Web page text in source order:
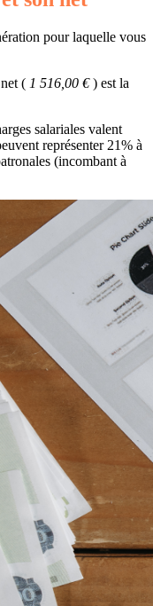
pour laquelle vous
( 1 516,00 €) est la
salariales valent
représenter 21% à
(incombant à